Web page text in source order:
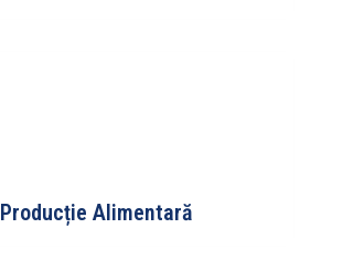
Producție Alimentară